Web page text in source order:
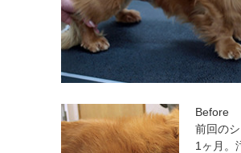
Before
前回の
1ヶ月。